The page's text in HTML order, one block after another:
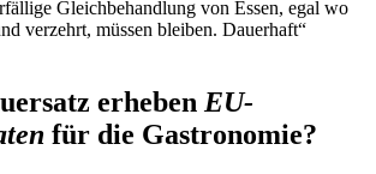
Gleichbehandlung von Essen, egal wo
verzehrt, müssen bleiben. Dauerhaft“
erheben EU-
für die Gastronomie?